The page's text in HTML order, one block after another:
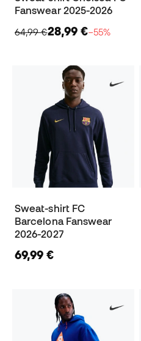
Fanswear 2025-2026
64,99 €28,99 €−55%
Sweat-shirt FC
Barcelona Fanswear
2026-2027
69,99 €